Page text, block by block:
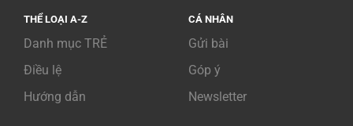
THỂ LOẠI A-Z
Danh mục TRẺ
Điều lệ
Hướng dẫn
CÁ NHÂN
Gửi bài
Góp ý
Newsletter